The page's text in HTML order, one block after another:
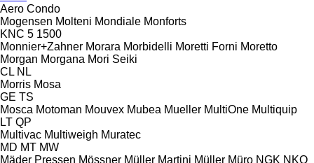
Aero Condo
Mogensen Molteni Mondiale Monforts
KNC 5 1500
Monnier+Zahner Morara Morbidelli Moretti Forni Moretto
Morgan Morgana Mori Seiki
CL NL
Morris Mosa
GE TS
Mosca Motoman Mouvex Mubea Mueller MultiOne Multiquip
LT QP
Multivac Multiweigh Muratec
MD MT MW
Mäder Pressen Mössner Müller Martini Müller Müro NGK NKO